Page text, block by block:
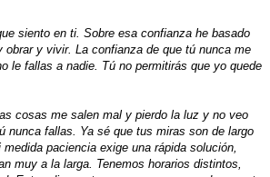
siento en ti. Sobre esa confianza he basado
y vivir. La confianza de que tú nunca me
le fallas a nadie. Tú no permitirás que yo quede
cosas me salen mal y pierdo la luz y no veo
fallas. Ya sé que tus miras son de largo
paciencia exige una rápida solución,
muy a la larga. Tenemos horarios distintos,